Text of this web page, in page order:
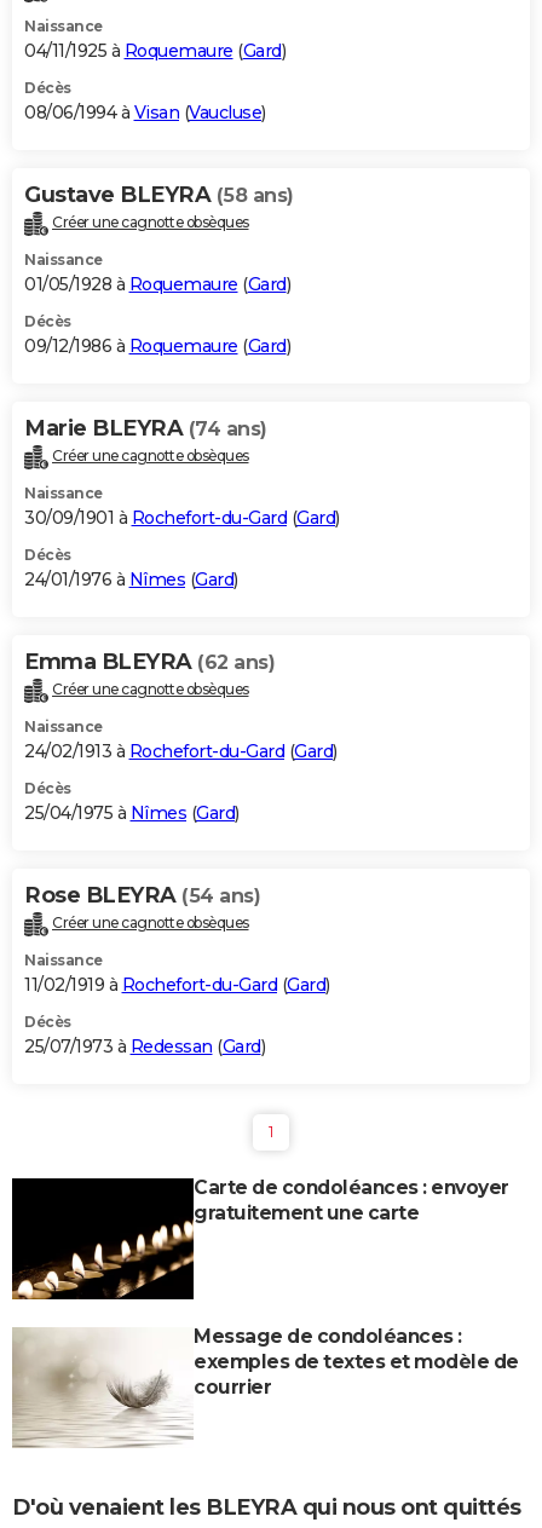
Naissance
04/11/1925 à Roquemaure (Gard)
Décès
08/06/1994 à Visan (Vaucluse)
Gustave BLEYRA (58 ans)
Créer une cagnotte obsèques
Naissance
01/05/1928 à Roquemaure (Gard)
Décès
09/12/1986 à Roquemaure (Gard)
Marie BLEYRA (74 ans)
Créer une cagnotte obsèques
Naissance
30/09/1901 à Rochefort-du-Gard (Gard)
Décès
24/01/1976 à Nîmes (Gard)
Emma BLEYRA (62 ans)
Créer une cagnotte obsèques
Naissance
24/02/1913 à Rochefort-du-Gard (Gard)
Décès
25/04/1975 à Nîmes (Gard)
Rose BLEYRA (54 ans)
Créer une cagnotte obsèques
Naissance
11/02/1919 à Rochefort-du-Gard (Gard)
Décès
25/07/1973 à Redessan (Gard)
1
Carte de condoléances : envoyer
gratuitement une carte
Message de condoléances :
exemples de textes et modèle de
courrier
D'où venaient les BLEYRA qui nous ont quittés